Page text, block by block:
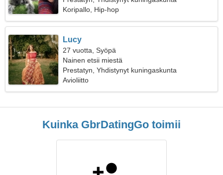
Koripallo, Hip-hop
Lucy
27 vuotta, Syöpä
Nainen etsii miestä
Prestatyn, Yhdistynyt kuningaskunta
Avioliitto
Kuinka GbrDatingGo toimii